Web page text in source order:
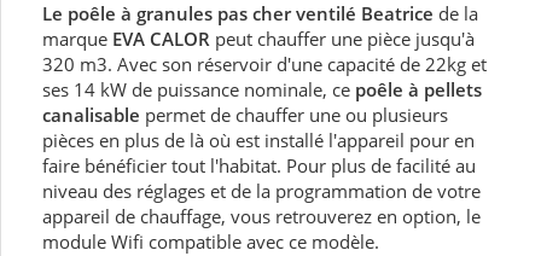
Le poêle à granules pas cher ventilé Beatrice de la
marque EVA CALOR peut chauffer une pièce jusqu'à
320 m3. Avec son réservoir d'une capacité de 22kg et
ses 14 kW de puissance nominale, ce poêle à pellets
canalisable permet de chauffer une ou plusieurs
pièces en plus de là où est installé l'appareil pour en
faire bénéficier tout l'habitat. Pour plus de facilité au
niveau des réglages et de la programmation de votre
appareil de chauffage, vous retrouverez en option, le
module Wifi compatible avec ce modèle.